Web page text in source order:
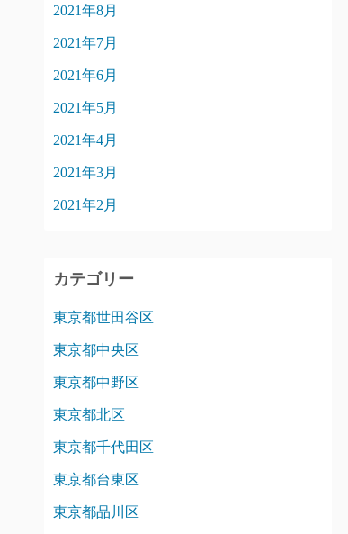
2021年8月
2021年7月
2021年6月
2021年5月
2021年4月
2021年3月
2021年2月
カテゴリー
東京都世田谷区
東京都中央区
東京都中野区
東京都北区
東京都千代田区
東京都台東区
東京都品川区